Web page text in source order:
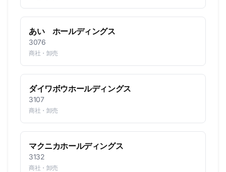
あい ホールディングス
3076
商社・卸売
ダイワボウホールディングス
3107
商社・卸売
マクニカホールディングス
3132
商社・卸売